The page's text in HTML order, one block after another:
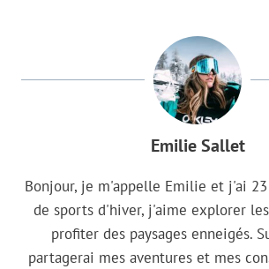
Emilie Sallet
Bonjour, je m'appelle Emilie et j'ai 23
de sports d'hiver, j'aime explorer
profiter des paysages enneigés.
partagerai mes aventures et mes